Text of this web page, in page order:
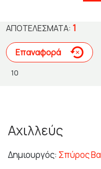
ΑΠΟΤΕΛΈΣΜΑΤΑ: 1
Επαναφορά
Αχιλλεύς
Δημιουργός: Σπύρος